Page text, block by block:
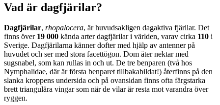
Vad är dagfjärilar?
Dagfjärilar, rhopalocera, är huvudsakligen dagaktiva fjärilar. Det
finns över 19 000 kända arter dagfjärilar i världen, varav cirka 110 i
Sverige. Dagfjärilarna känner dofter med hjälp av antenner på
huvudet och ser med stora facettögon. Dom äter nektar med
sugsnabel, som kan rullas in och ut. De tre benparen (två hos
Nymphalidae, där är första benparet tillbakabildat!) återfinns på den
slanka kroppens undersida och på ovansidan finns ofta färgstarka
brett triangulära vingar som när de vilar är resta mot varandra över
ryggen.